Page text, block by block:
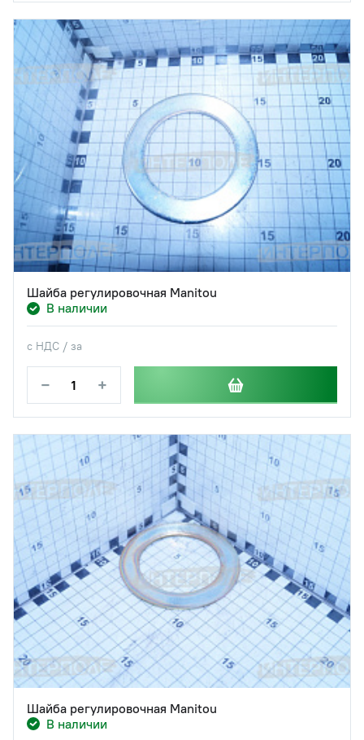
Шайба регулировочная Manitou
В наличии
с НДС / за
− +
Шайба регулировочная Manitou
В наличии